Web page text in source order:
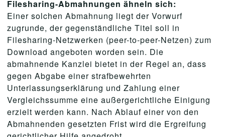
Filesharing-Abmahnungen ähneln sich:
Einer solchen Abmahnung liegt der Vorwurf
zugrunde, der gegenständliche Titel soll in
Filesharing-Netzwerken (peer-to-peer-Netzen) zum
Download angeboten worden sein. Die
abmahnende Kanzlei bietet in der Regel an, dass
gegen Abgabe einer strafbewehrten
Unterlassungserklärung und Zahlung einer
Vergleichssumme eine außergerichtliche Einigung
erzielt werden kann. Nach Ablauf einer von den
Abmahnenden gesetzten Frist wird die Ergreifung